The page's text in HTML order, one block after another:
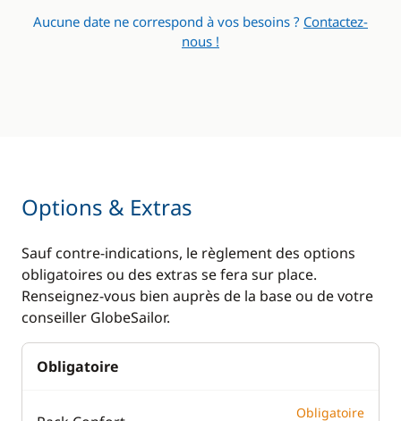
Aucune date ne correspond à vos besoins ? Contactez-
nous !
Options & Extras
Sauf contre-indications, le règlement des options
obligatoires ou des extras se fera sur place.
Renseignez-vous bien auprès de la base ou de votre
conseiller GlobeSailor.
Obligatoire
Obligatoire